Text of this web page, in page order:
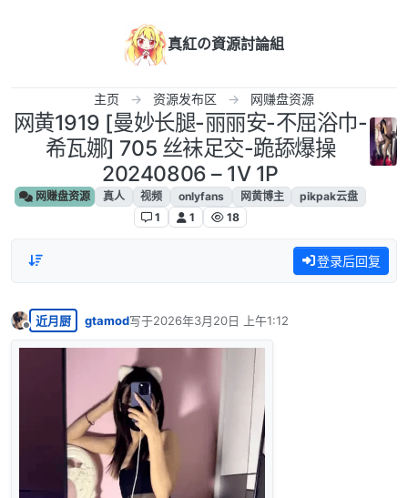
真紅の資源討論組
主页 资源发布区 网赚盘资源
网黄1919 [曼妙长腿-丽丽安-不屈浴巾-
希瓦娜] 705 丝袜足交-跪舔爆操
20240806 – 1V 1P
网赚盘资源 真人 视频 onlyfans 网黄博主
pikpak云盘
1
1 18
登录后回复
离线
近月厨 gtamod写于2026年3月20日 上午1:12
最后由 编辑